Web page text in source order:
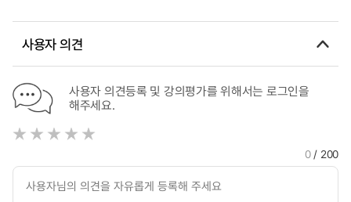
사용자 의견
사용자 의견등록 및 강의평가를 위해서는 로그인을
해주세요.
0/ 200